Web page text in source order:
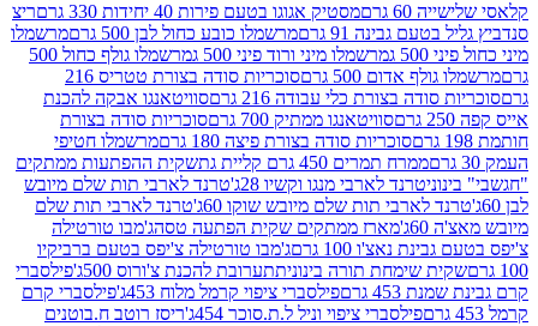
60 גרם
מסטיק אגוגו בטעם פירות 40 יחידות 330 גרם
ריצ
גבינה 91 גרם
מרשמלו כובע כחול לבן 500 גרם
מרשמלו
ג
מרשמלו מיני ורוד פיני 500 ג
מרשמלו גולף כחול 500
אדום 500 גרם
סוכריות סודה בצורת טטריס 216
בצורת כלי עבודה 216 גרם
סוויטאנגו אבקה להכנת
סוויטאנגו ממתיק 700 גרם
סוכריות סודה בצורת
סוכריות סודה בצורת פיצה 180 גרם
מרשמלו חטיפי
ממרח תמרים 450 גרם קליית גת
שקית ההפתעות ממתקים
טרנד לארבי מנגו וקשיו 28ג'
טרנד לארבי תות שלם מיובש
לארבי תות שלם מיובש שוקו 60ג'
טרנד לארבי תות שלם
מארז ממתקים שקית הפתעה טסהג'מבו טורטילה
נאצ'ו 100 גרם
ג'מבו טורטילה צ'יפס בטעם ברביקיו
שימחת תורה בינוניתתערובת להכנת צ'ורוס 500ג'
פילסברי
453 גרם
פילסברי ציפוי קרמל מלוח 453ג'
פילסברי קרם
פילסברי ציפוי וניל ל.ת.סוכר 454ג'
ריסז רוטב ח.בוטנים